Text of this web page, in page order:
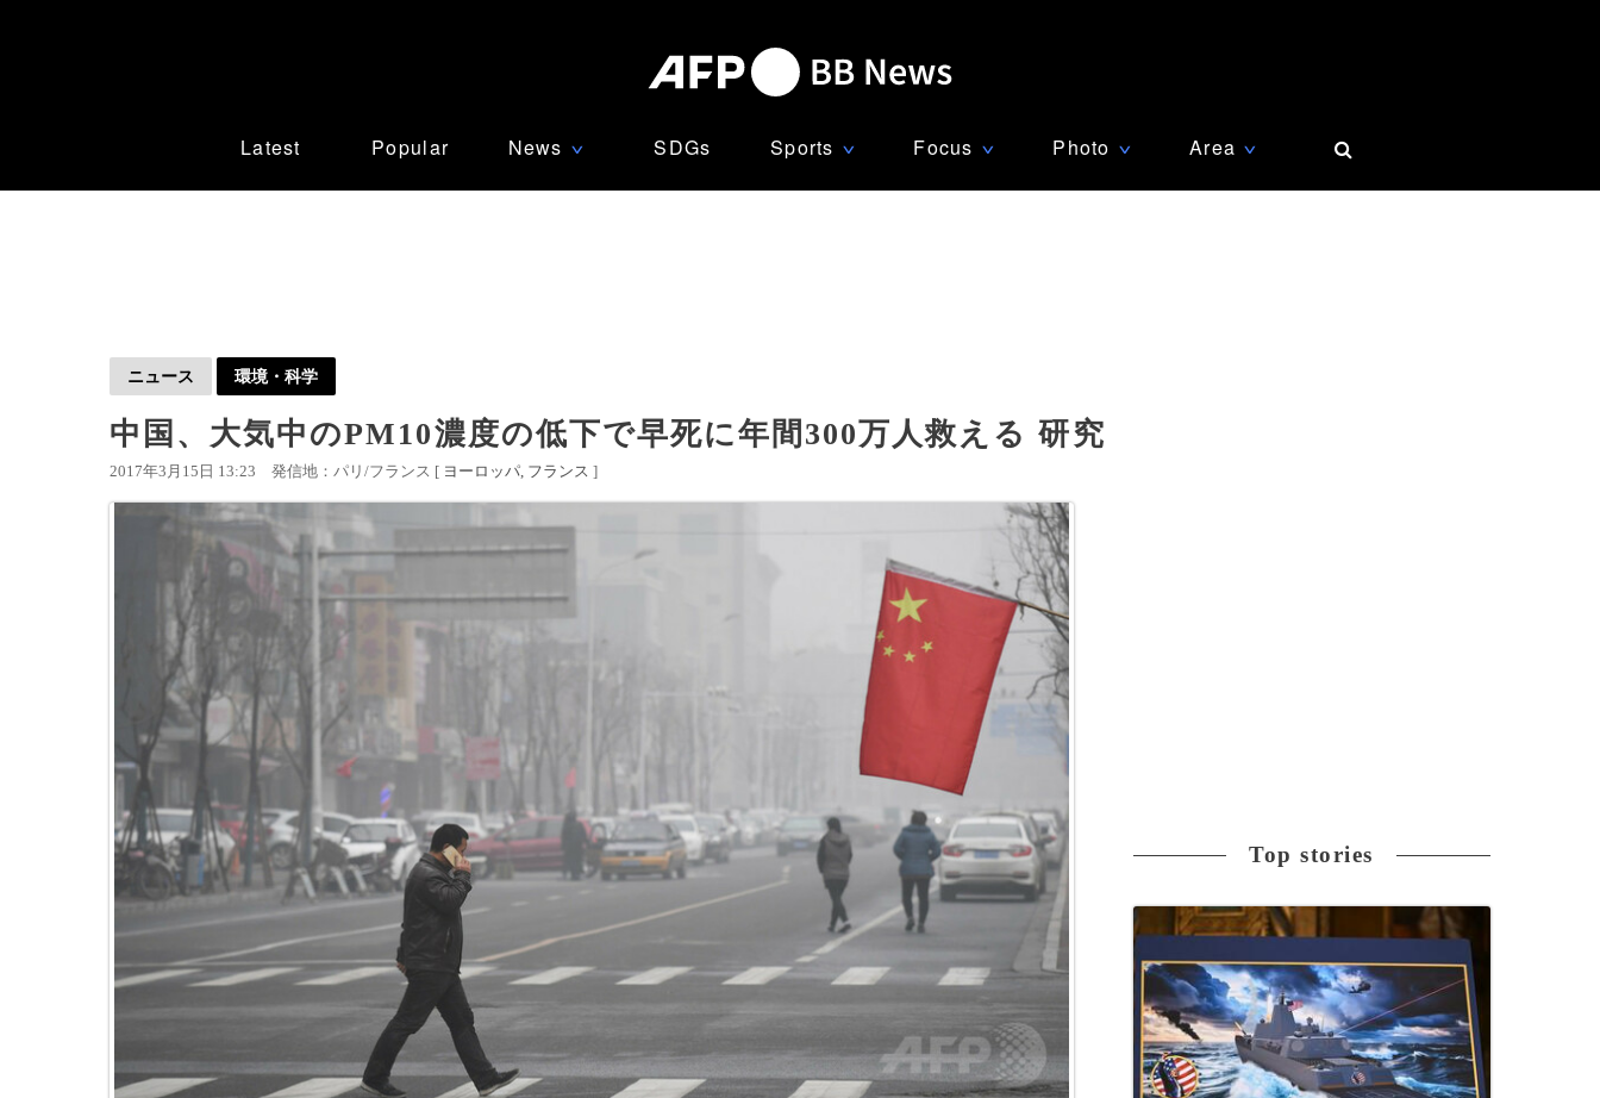
Latest Popular News ∨ SDGs Sports ∨ Focus ∨ Photo ∨ Area ∨
ニュース 環境・科学
中国、大気中のPM10濃度の低下で早死に年間300万人救える 研究
2017年3月15日 13:23 発信地：パリ/フランス [ ヨーロッパ フランス ]
Top stories